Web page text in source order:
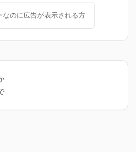
なのに広告が表示される方